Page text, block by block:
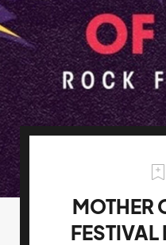
MOTHER
FESTIVAL